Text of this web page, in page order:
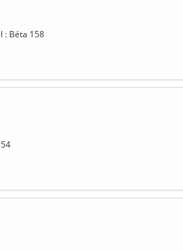
: Béta 158